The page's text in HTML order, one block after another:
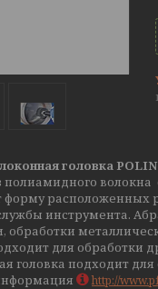
головка
полиамидного
форму расположенных
инструмента.
обработки
для обработки
головка подходит
http://